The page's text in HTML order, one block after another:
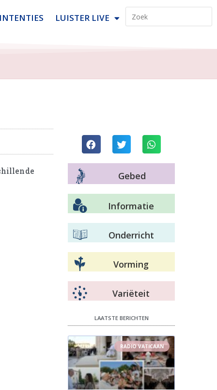
INTENTIES LUISTER LIVE
Gebed
Informatie
Onderricht
Vorming
Variëteit
LAATSTE BERICHTEN
RADIO VATICAAN